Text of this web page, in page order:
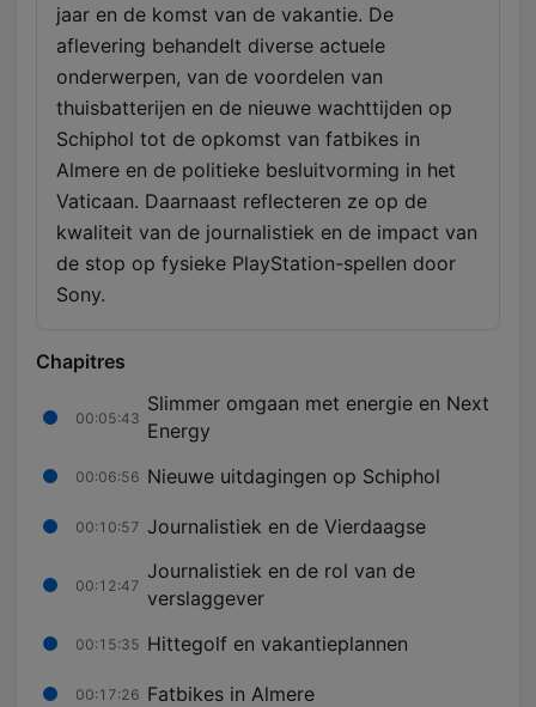
jaar en de komst van de vakantie. De
aflevering behandelt diverse actuele
onderwerpen, van de voordelen van
thuisbatterijen en de nieuwe wachttijden op
Schiphol tot de opkomst van fatbikes in
Almere en de politieke besluitvorming in het
Vaticaan. Daarnaast reflecteren ze op de
kwaliteit van de journalistiek en de impact van
de stop op fysieke PlayStation-spellen door
Sony.
Chapitres
00:05:43
Slimmer omgaan met energie en Next
Energy
00:06:56 Nieuwe uitdagingen op Schiphol
00:10:57 Journalistiek en de Vierdaagse
00:12:47
Journalistiek en de rol van de
verslaggever
00:15:35 Hittegolf en vakantieplannen
00:17:26 Fatbikes in Almere